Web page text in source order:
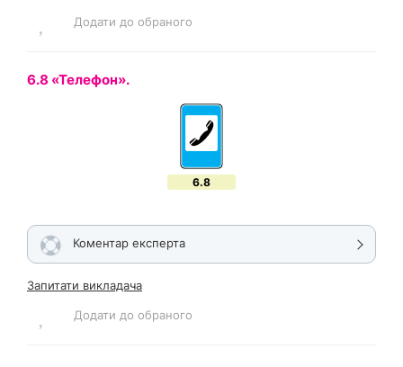
Додати до обраного
6.8 «Телефон».
6.8
Коментар експерта
Запитати викладача
Додати до обраного